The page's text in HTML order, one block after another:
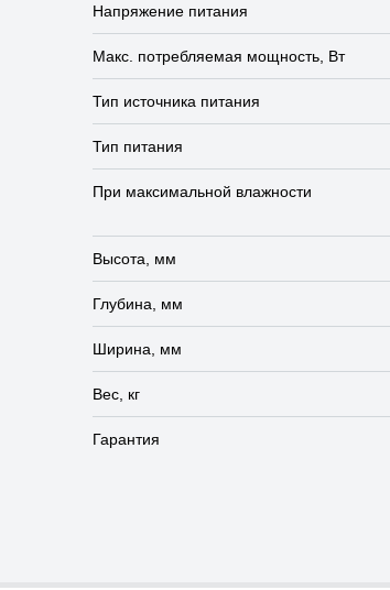
Напряжение питания
Макс. потребляемая мощность, Вт
Тип источника питания
Тип питания
При максимальной влажности
Высота, мм
Глубина, мм
Ширина, мм
Вес, кг
Гарантия